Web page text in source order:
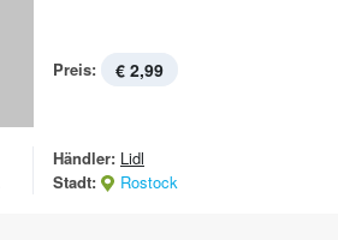
Preis: € 2,99
Händler: Lidl
Stadt:
Rostock